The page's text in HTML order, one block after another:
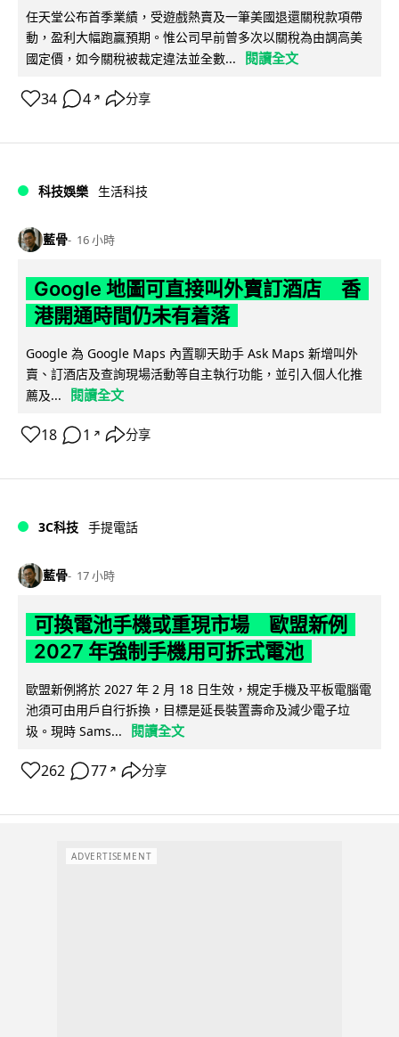
任天堂公布首季業績，受遊戲熱賣及一筆美國退還關稅款項帶
動，盈利大幅跑贏預期。惟公司早前曾多次以關稅為由調高美
國定價，如今關稅被裁定違法並全數...
閱讀全文
34 4 ↗ 分享
科技娛樂 生活科技
藍骨 16 小時
Google 地圖可直接叫外賣訂酒店 香
港開通時間仍未有着落
Google 為 Google Maps 內置聊天助手 Ask Maps 新增叫外
賣、訂酒店及查詢現場活動等自主執行功能，並引入個人化推
薦及...
閱讀全文
18 1 ↗ 分享
3C科技 手提電話
藍骨 17 小時
可換電池手機或重現市場 歐盟新例
2027 年強制手機用可拆式電池
歐盟新例將於 2027 年 2 月 18 日生效，規定手機及平板電腦電
池須可由用戶自行拆換，目標是延長裝置壽命及減少電子垃
圾。現時 Sams...
閱讀全文
262 77 ↗ 分享
ADVERTISEMENT